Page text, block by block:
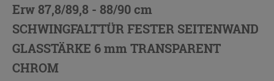
Erw 87,8/89,8 - 88/90 cm
SCHWINGFALTTÜR FESTER SEITENWAND
GLASSTÄRKE 6 mm TRANSPARENT
CHROM